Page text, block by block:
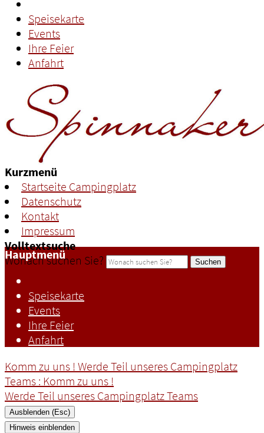
Speisekarte
Events
Ihre Feier
Anfahrt
Kurzmenü
Startseite Campingplatz
Datenschutz
Kontakt
Impressum
Volltextsuche
Wonach suchen Sie?
Suchen
Hauptmenü
Speisekarte
Events
Ihre Feier
Anfahrt
Komm zu uns ! Werde Teil unseres Campingplatz
Teams : Komm zu uns !
Werde Teil unseres Campingplatz Teams
Ausblenden (Esc)
Hinweis einblenden